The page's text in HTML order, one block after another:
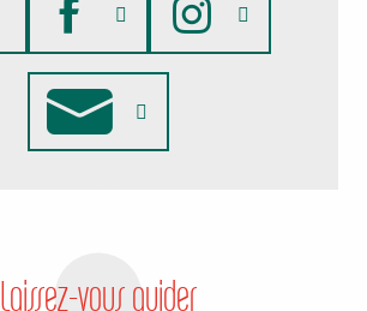
Laissez-vous guider